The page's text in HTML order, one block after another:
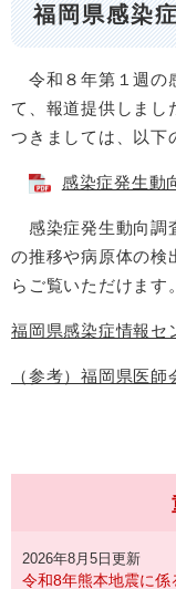
福岡県感染
令和８年第１週の
て、報道提供しまし
つきましては、以下
感染症発生動
感染症発生動向調
の推移や病原体の検
らご覧いただけます。
福岡県感染症情報セ
（参考）福岡県医師
2026年8月5日更新
令和8年熊本地震に